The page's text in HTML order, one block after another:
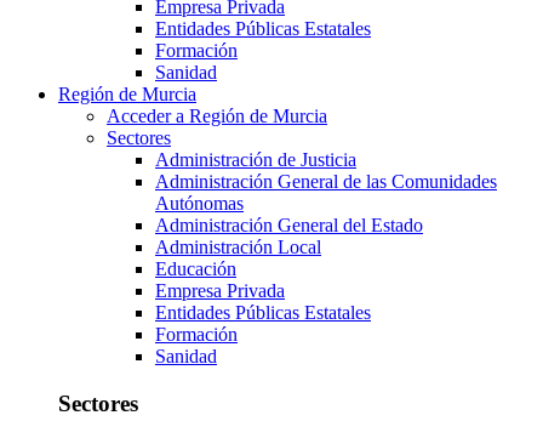
Empresa Privada
Entidades Públicas Estatales
Formación
Sanidad
Región de Murcia
Acceder a Región de Murcia
Sectores
Administración de Justicia
Administración General de las Comunidades
Autónomas
Administración General del Estado
Administración Local
Educación
Empresa Privada
Entidades Públicas Estatales
Formación
Sanidad
Sectores